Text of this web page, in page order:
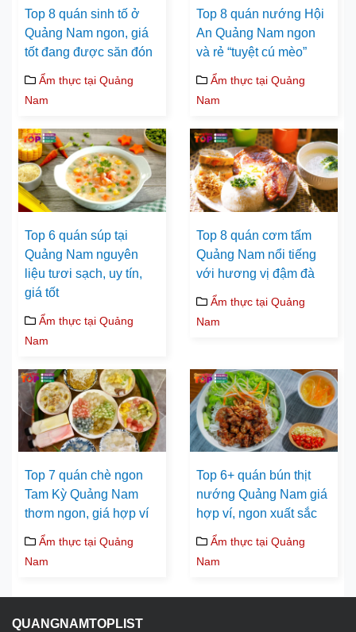
Top 8 quán sinh tố ở
Quảng Nam ngon, giá
tốt đang được săn đón
Ẩm thực tại Quảng
Nam
Top 8 quán nướng Hội
An Quảng Nam ngon
và rẻ “tuyệt cú mèo”
Ẩm thực tại Quảng
Nam
Top 6 quán súp tại
Quảng Nam nguyên
liệu tươi sạch, uy tín,
giá tốt
Ẩm thực tại Quảng
Nam
Top 8 quán cơm tấm
Quảng Nam nổi tiếng
với hương vị đậm đà
Ẩm thực tại Quảng
Nam
Top 7 quán chè ngon
Tam Kỳ Quảng Nam
thơm ngon, giá hợp ví
Ẩm thực tại Quảng
Nam
Top 6+ quán bún thịt
nướng Quảng Nam giá
hợp ví, ngon xuất sắc
Ẩm thực tại Quảng
Nam
QUANGNAMTOPLIST